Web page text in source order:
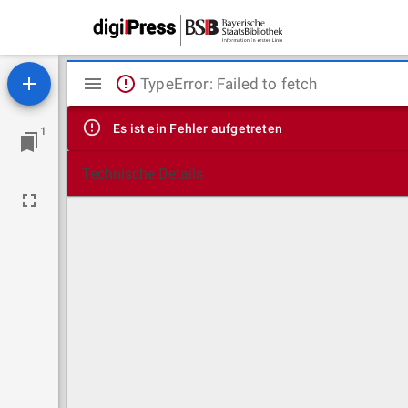
1
Mirador
Viewer
TypeError: Failed to fetch
Es ist ein Fehler aufgetreten
Technische Details